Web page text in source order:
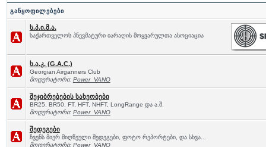
განყოფილებები
ს.პ.ი.მ.ა.
საქართველოს პნევმატური იარაღის მოყვარულთა ასოციაცია
ს.ა.კ. (G.A.C.)
Georgian Airganners Club
მოდერატორი: Power_VANO
შეჯიბრებების სახეობები
BR25, BR50, FT, HFT, NHFT, LongRange და ა.შ.
მოდერატორი: Power_VANO
შედეგები
ჩვენს მიერ მიღწეული შედეგები, ფოტო რეპორტები, და სხვა...
მოდერატორი: Power_VANO